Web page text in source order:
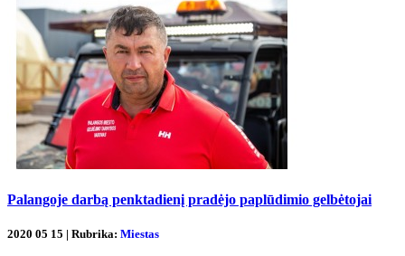
Palangoje darbą penktadienį pradėjo paplūdimio gelbėtojai
2020 05 15 | Rubrika: Miestas